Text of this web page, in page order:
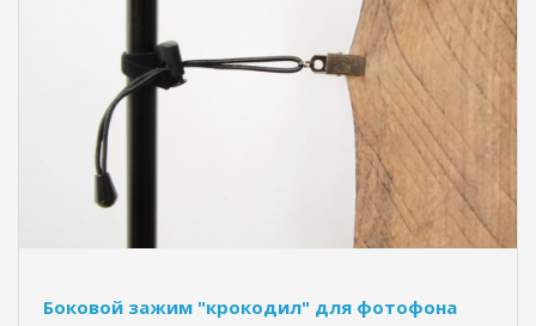
Боковой зажим "крокодил" для фотофона